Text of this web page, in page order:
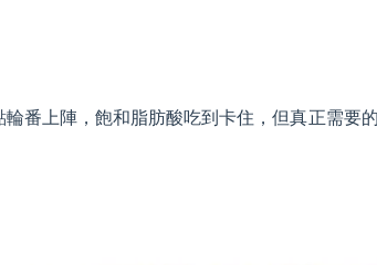
番上陣，飽和脂肪酸吃到卡住，但真正需要